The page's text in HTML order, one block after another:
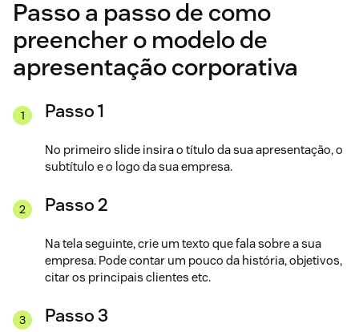
Passo a passo de como
preencher o modelo de
apresentação corporativa
Passo 1
No primeiro slide insira o título da sua apresentação, o
subtítulo e o logo da sua empresa.
Passo 2
Na tela seguinte, crie um texto que fala sobre a sua
empresa. Pode contar um pouco da história, objetivos,
citar os principais clientes etc.
Passo 3